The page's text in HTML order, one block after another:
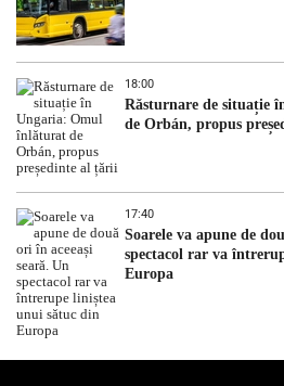
18:00
Răsturnare de situație
de Orbán, propus
17:40
Soarele va apune de
spectacol rar va
Europa